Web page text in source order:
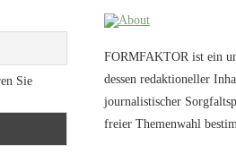
Sie
FORMFAKTOR ist ein
dessen redaktioneller
journalistischer
freier Themenwahl